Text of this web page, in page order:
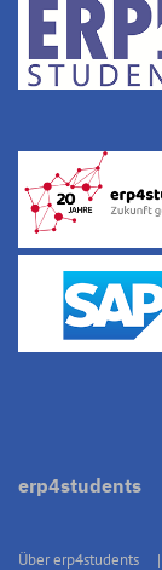
erp4students
Über erp4students